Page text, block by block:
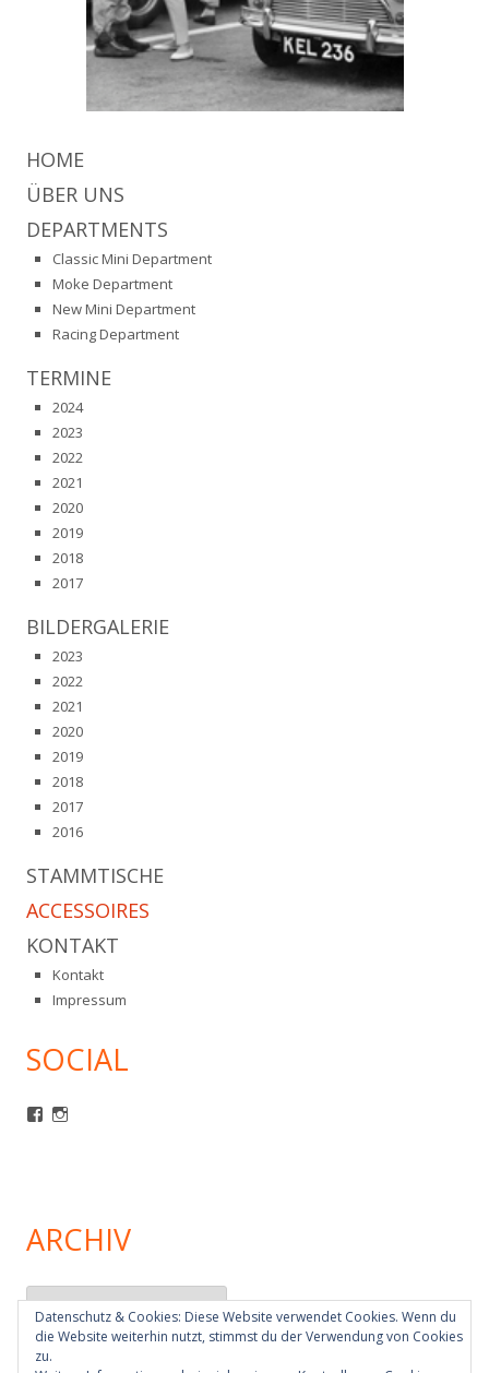
HOME
ÜBER UNS
DEPARTMENTS
Classic Mini Department
Moke Department
New Mini Department
Racing Department
TERMINE
2024
2023
2022
2021
2020
2019
2018
2017
BILDERGALERIE
2023
2022
2021
2020
2019
2018
2017
2016
STAMMTISCHE
ACCESSOIRES
KONTAKT
Kontakt
Impressum
SOCIAL
Profil
ARCHIV
Archiv
Datenschutz & Cookies: Diese Website verwendet Cookies. Wenn du
die Website weiterhin nutzt, stimmst du der Verwendung von Cookies
zu.